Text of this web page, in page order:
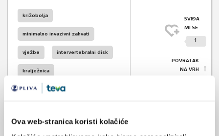
Ova web-stranica koristi kolačiće
križobolja
minimalno invazivni zahvati
vježbe intervertebralni disk
kralježnica
SVIĐA
MI SE
1
POVRATAK
NA VRH